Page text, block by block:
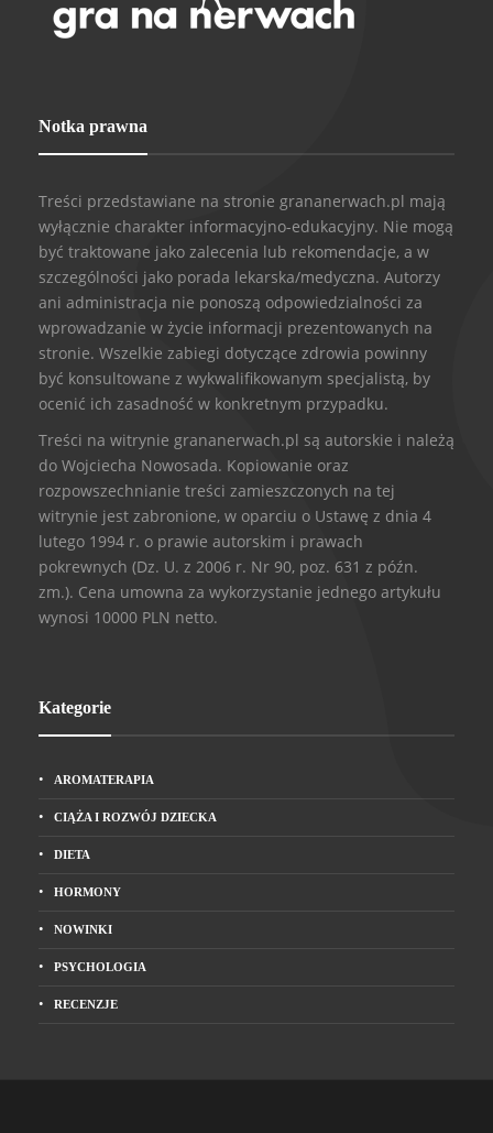
Notka prawna
Treści przedstawiane na stronie grananerwach.pl mają
wyłącznie charakter informacyjno-edukacyjny. Nie mogą
być traktowane jako zalecenia lub rekomendacje, a w
szczególności jako porada lekarska/medyczna. Autorzy
ani administracja nie ponoszą odpowiedzialności za
wprowadzanie w życie informacji prezentowanych na
stronie. Wszelkie zabiegi dotyczące zdrowia powinny
być konsultowane z wykwalifikowanym specjalistą, by
ocenić ich zasadność w konkretnym przypadku.
Treści na witrynie grananerwach.pl są autorskie i należą
do Wojciecha Nowosada. Kopiowanie oraz
rozpowszechnianie treści zamieszczonych na tej
witrynie jest zabronione, w oparciu o Ustawę z dnia 4
lutego 1994 r. o prawie autorskim i prawach
pokrewnych (Dz. U. z 2006 r. Nr 90, poz. 631 z późn.
zm.). Cena umowna za wykorzystanie jednego artykułu
wynosi 10000 PLN netto.
Kategorie
AROMATERAPIA
CIĄŻA I ROZWÓJ DZIECKA
DIETA
HORMONY
NOWINKI
PSYCHOLOGIA
RECENZJE